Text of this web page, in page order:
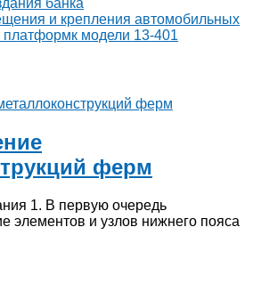
и крепления автомобильных
модели 13-401
ферм
1. В первую очередь
элементов и узлов нижнего пояса